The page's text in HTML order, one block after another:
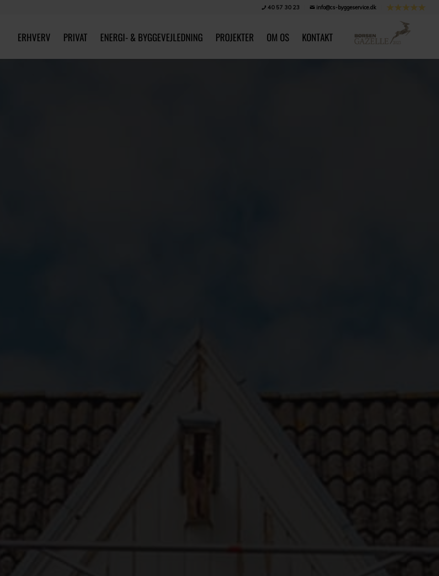
40 57 30 23 info@cs-byggeservice.dk
ERHVERV PRIVAT ENERGI- & BYGGEVEJLEDNING PROJEKTER OM OS KONTAKT